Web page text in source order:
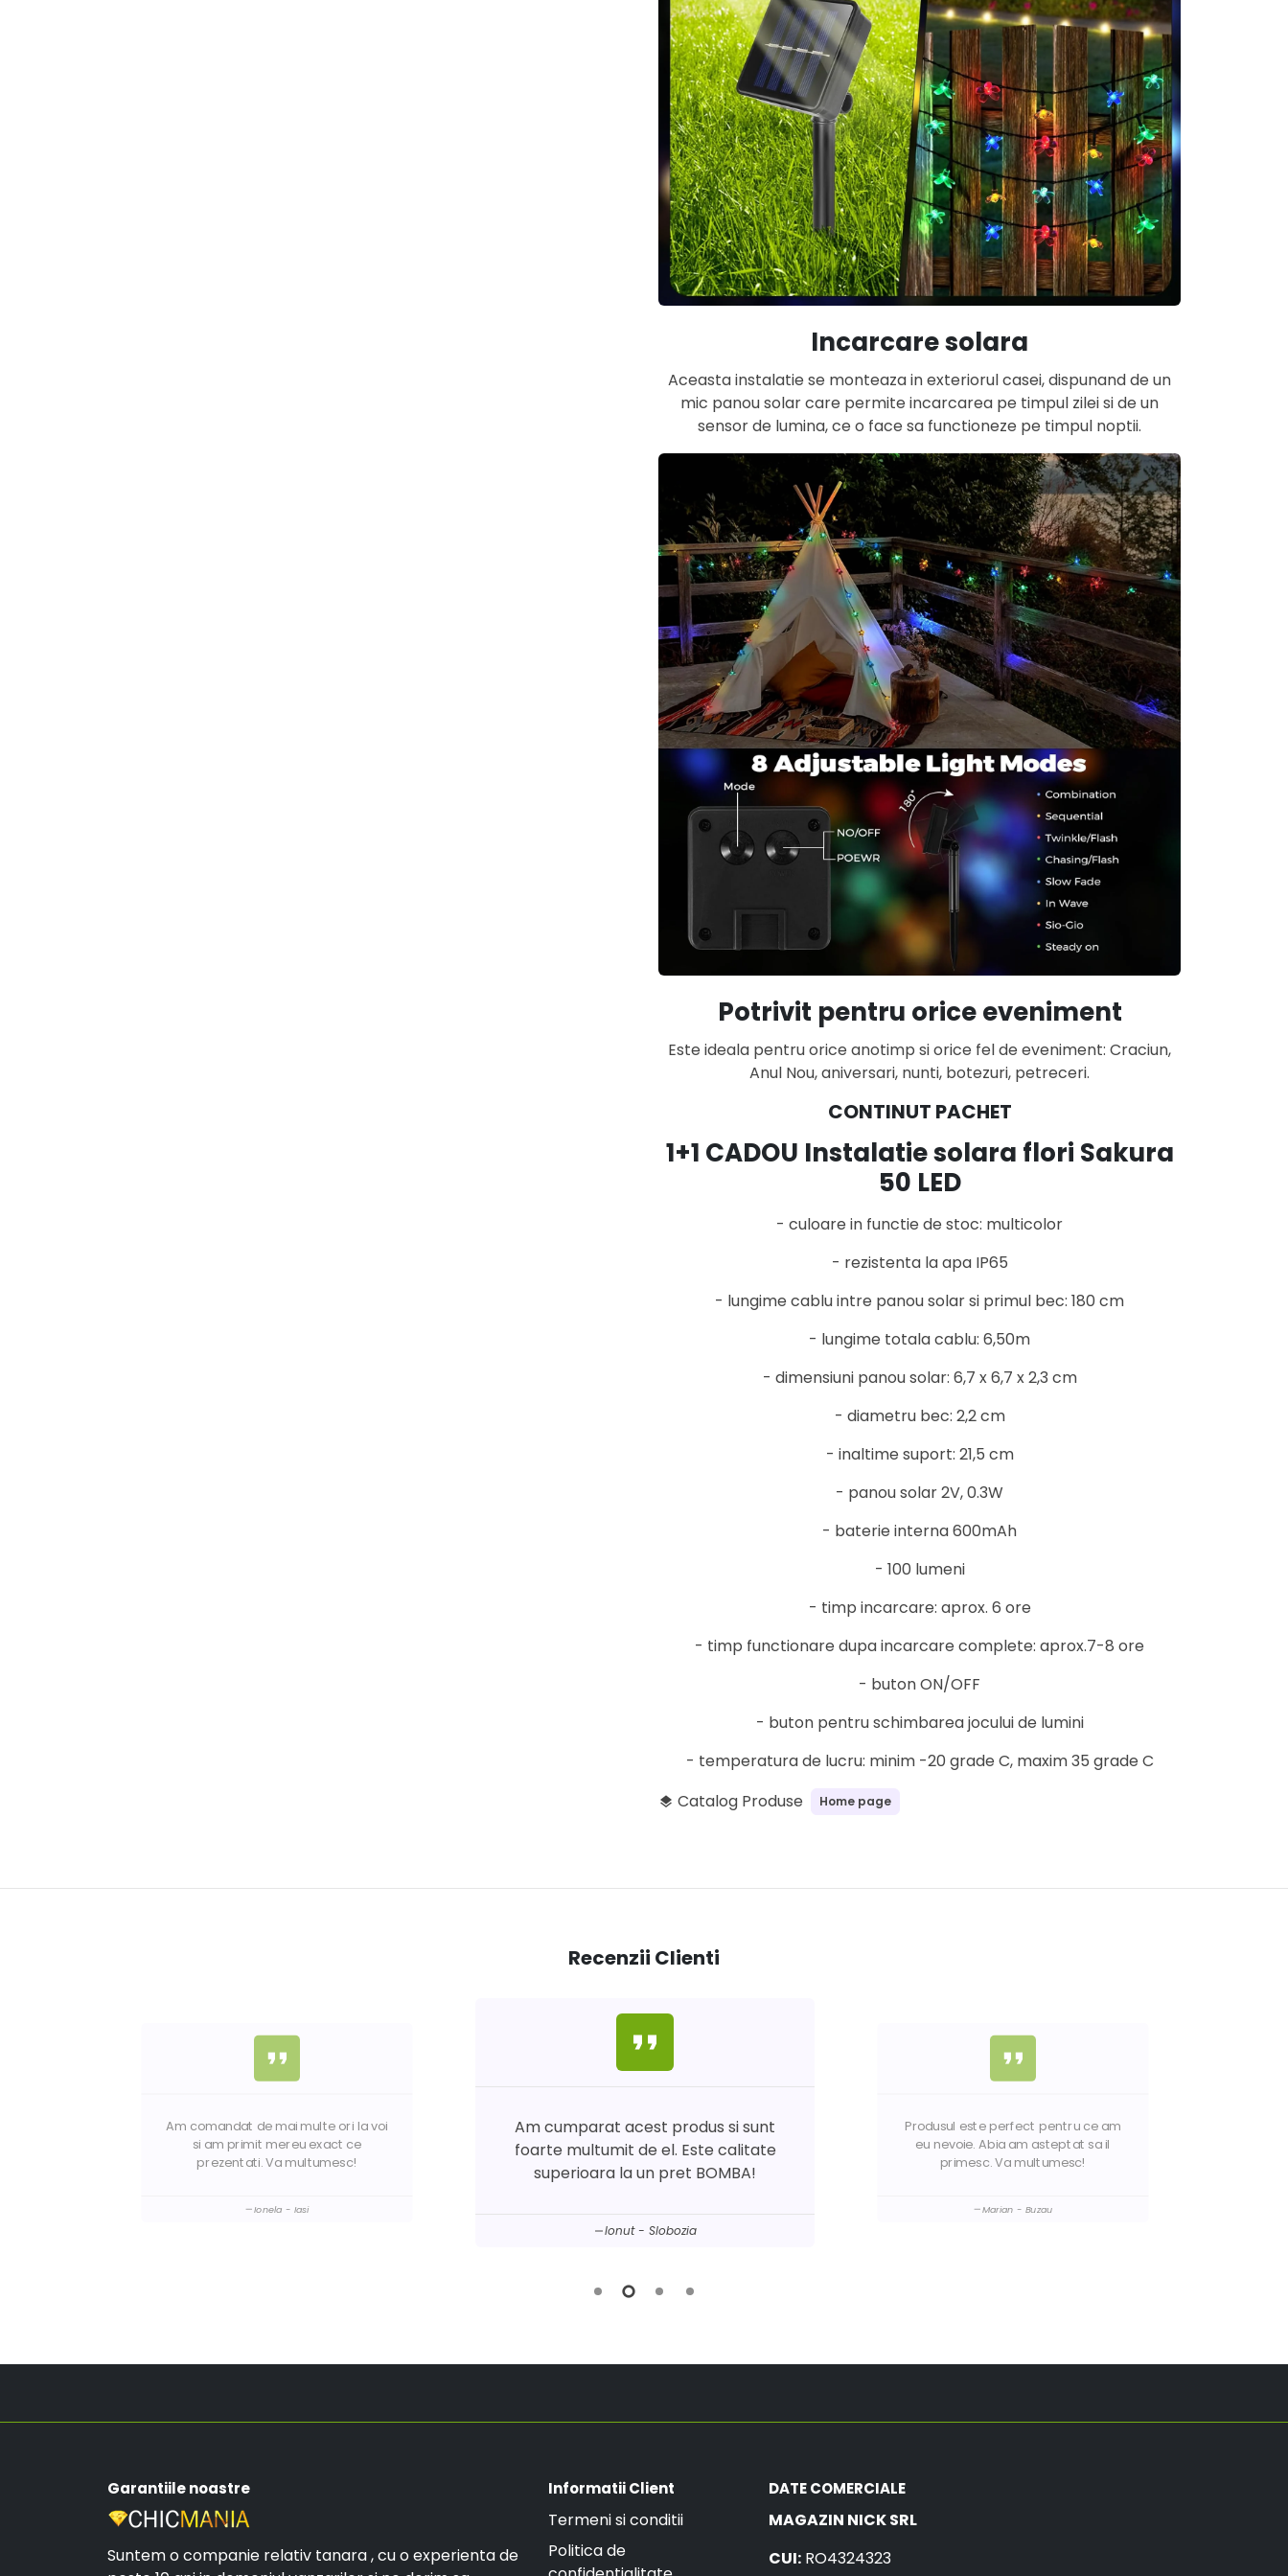
Incarcare solara
Aceasta instalatie se monteaza in exteriorul casei, dispunand de un
mic panou solar care permite incarcarea pe timpul zilei si de un
sensor de lumina, ce o face sa functioneze pe timpul noptii.
Potrivit pentru orice eveniment
Este ideala pentru orice anotimp si orice fel de eveniment: Craciun,
Anul Nou, aniversari, nunti, botezuri, petreceri.
CONTINUT PACHET
1+1 CADOU Instalatie solara flori Sakura
50 LED
- culoare in functie de stoc: multicolor
- rezistenta la apa IP65
- lungime cablu intre panou solar si primul bec: 180 cm
- lungime totala cablu: 6,50m
- dimensiuni panou solar: 6,7 x 6,7 x 2,3 cm
- diametru bec: 2,2 cm
- inaltime suport: 21,5 cm
- panou solar 2V, 0.3W
- baterie interna 600mAh
- 100 lumeni
- timp incarcare: aprox. 6 ore
- timp functionare dupa incarcare complete: aprox.7-8 ore
- buton ON/OFF
- buton pentru schimbarea jocului de lumini
- temperatura de lucru: minim -20 grade C, maxim 35 grade C
layers Catalog Produse Home page
Recenzii Clienti
format_quote
Am comandat de mai multe ori la voi
si am primit mereu exact ce
prezentati. Va multumesc!
Ionela - Iasi
format_quote
Am cumparat acest produs si sunt
foarte multumit de el. Este calitate
superioara la un pret BOMBA!
Ionut - Slobozia
format_quote
Produsul este perfect pentru ce am
eu nevoie. Abia am asteptat sa il
primesc. Va multumesc!
Marian - Buzau
Garantiile noastre
Suntem o companie relativ tanara , cu o experienta de
Informatii Client
Termeni si conditii
Politica de
DATE COMERCIALE
MAGAZIN NICK SRL
CUI: RO4324323